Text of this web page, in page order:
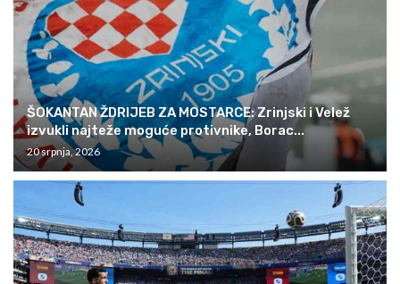
ŠOKANTAN ŽDRIJEB ZA MOSTARCE: Zrinjski i Velež
izvukli najteže moguće protivnike, Borac...
20 srpnja, 2026